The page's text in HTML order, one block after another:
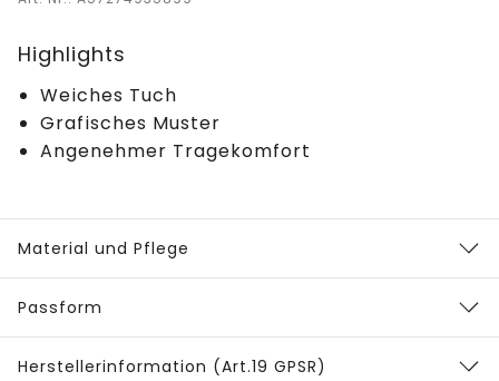
Highlights
Weiches Tuch
Grafisches Muster
Angenehmer Tragekomfort
Material und Pflege
Passform
Herstellerinformation (Art.19 GPSR)